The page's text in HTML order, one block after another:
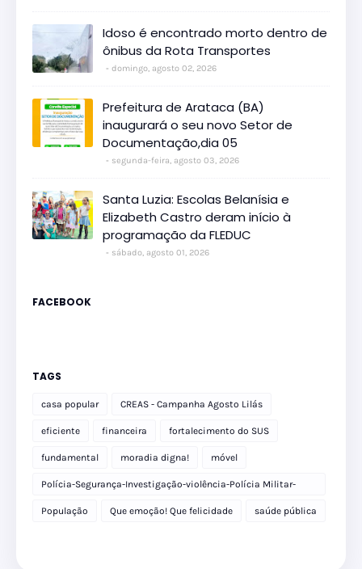
Idoso é encontrado morto dentro de
ônibus da Rota Transportes
domingo, agosto 02, 2026
Prefeitura de Arataca (BA)
inaugurará o seu novo Setor de
Documentação,dia 05
segunda-feira, agosto 03, 2026
Santa Luzia: Escolas Belanísia e
Elizabeth Castro deram início à
programação da FLEDUC
sábado, agosto 01, 2026
FACEBOOK
TAGS
casa popular CREAS - Campanha Agosto Lilás
eficiente financeira fortalecimento do SUS
fundamental moradia digna! móvel
Polícia-Segurança-Investigação-violência-Polícia Militar-
delegacia
População Que emoção! Que felicidade saúde pública